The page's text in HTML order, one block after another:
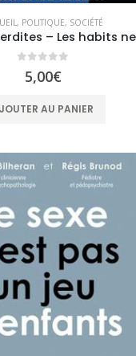
, POLITIQUE, SOCIÉTÉ
5,00€
AU PANIER